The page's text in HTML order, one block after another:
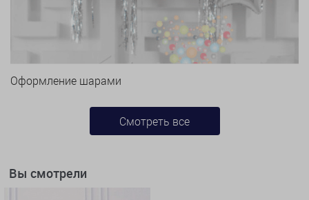
Оформление шарами
Смотреть все
Вы смотрели